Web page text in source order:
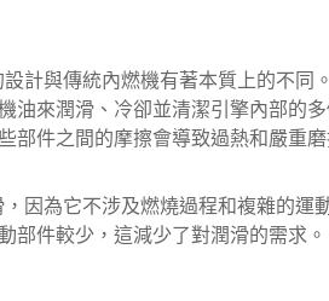
計與傳統內燃機有著本質上的不同
油來潤滑、冷卻並清潔引擎內部的
部件之間的摩擦會導致過熱和嚴重磨
因為它不涉及燃燒過程和複雜的運
部件較少，這減少了對潤滑的需求。